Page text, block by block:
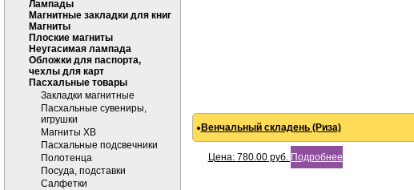
Лампады
Магнитные закладки для книг
Магниты
Плоские магниты
Неугасимая лампада
Обложки для паспорта,
чехлы для карт
Пасхальные товары
Закладки магнитные
Пасхальные сувениры,
игрушки
Магниты ХВ
Пасхальные подсвечники
Полотенца
Посуда, подставки
Салфетки
Венчальный складень (Риза)
Цена: 780.00руб. Подробнее